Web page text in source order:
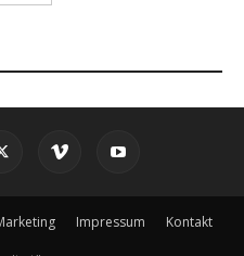
Impressum Kontakt